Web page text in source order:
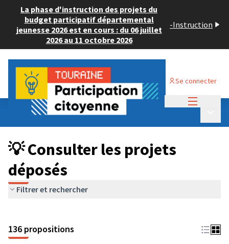
La phase d'instruction des projets du
budget participatif départemental
jeunesse 2026 est en cours : du 06 juillet
2026 au 11 octobre 2026
-Instruction
Se connecter
Budget Participatif JEUNESSE 2024
💡 Consulter les projets déposés
💡 Consulter les projets
déposés
Filtrer et rechercher
136 propositions